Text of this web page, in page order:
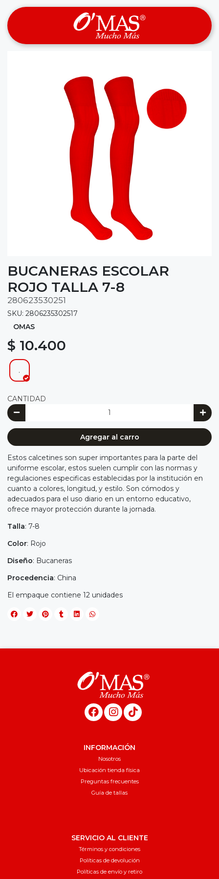
BUCANERAS ESCOLAR
ROJO TALLA 7-8
280623530251
SKU: 2806235302517
OMAS
$ 10.400
.
CANTIDAD
Agregar al carro
Estos calcetines son super importantes para la parte del
uniforme escolar, estos suelen cumplir con las normas y
regulaciones especificas establecidas por la institución en
cuanto a colores, longitud, y estilo. Son cómodos y
adecuados para el uso diario en un entorno educativo,
ofrece mayor protección durante la jornada.
Talla: 7-8
Color: Rojo
Diseño: Bucaneras
Procedencia: China
El empaque contiene 12 unidades
INFORMACIÓN
Nosotros
Ubicación tienda física
Preguntas frecuentes
Guía de tallas
SERVICIO AL CLIENTE
Términos y condiciones
Políticas de devolución
Políticas de envío y retiro